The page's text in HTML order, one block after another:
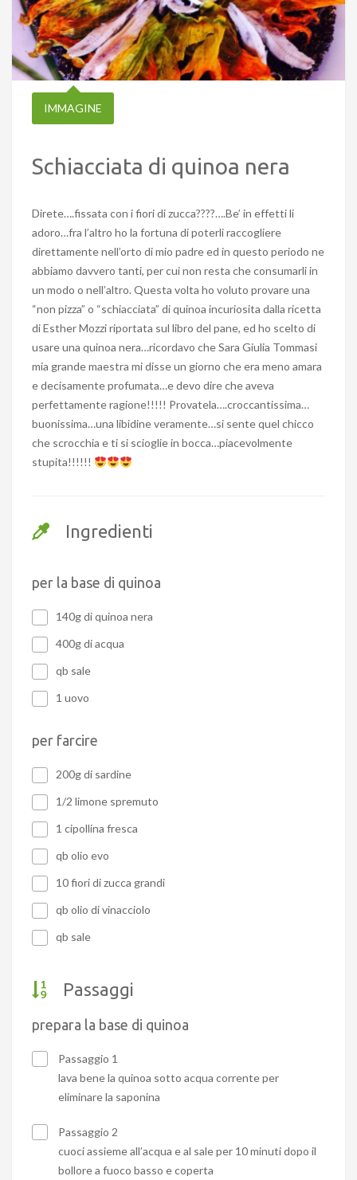
IMMAGINE
Schiacciata di quinoa nera
Direte….fissata con i fiori di zucca????….Be’ in effetti li
adoro…fra l’altro ho la fortuna di poterli raccogliere
direttamente nell’orto di mio padre ed in questo periodo ne
abbiamo davvero tanti, per cui non resta che consumarli in
un modo o nell’altro. Questa volta ho voluto provare una
“non pizza” o “schiacciata” di quinoa incuriosita dalla ricetta
di Esther Mozzi riportata sul libro del pane, ed ho scelto di
usare una quinoa nera…ricordavo che Sara Giulia Tommasi
mia grande maestra mi disse un giorno che era meno amara
e decisamente profumata…e devo dire che aveva
perfettamente ragione!!!!! Provatela….croccantissima…
buonissima…una libidine veramente…si sente quel chicco
che scrocchia e ti si scioglie in bocca…piacevolmente
stupita!!!!!!
Ingredienti
per la base di quinoa
140g di quinoa nera
400g di acqua
qb sale
1 uovo
per farcire
200g di sardine
1/2 limone spremuto
1 cipollina fresca
qb olio evo
10 fiori di zucca grandi
qb olio di vinacciolo
qb sale
Passaggi
prepara la base di quinoa
Passaggio 1
lava bene la quinoa sotto acqua corrente per
eliminare la saponina
Passaggio 2
cuoci assieme all’acqua e al sale per 10 minuti dopo il
bollore a fuoco basso e coperta